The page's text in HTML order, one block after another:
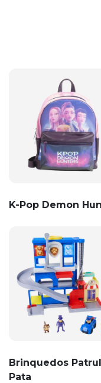
K-Pop Demon
Brinquedos
Pata